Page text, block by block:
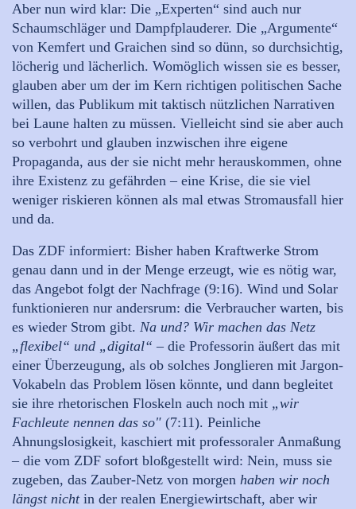
Aber nun wird klar: Die „Experten“ sind auch nur
Schaumschläger und Dampfplauderer. Die „Argumente“
von Kemfert und Graichen sind so dünn, so durchsichtig,
löcherig und lächerlich. Womöglich wissen sie es besser,
glauben aber um der im Kern richtigen politischen Sache
willen, das Publikum mit taktisch nützlichen Narrativen
bei Laune halten zu müssen. Vielleicht sind sie aber auch
so verbohrt und glauben inzwischen ihre eigene
Propaganda, aus der sie nicht mehr herauskommen, ohne
ihre Existenz zu gefährden – eine Krise, die sie viel
weniger riskieren können als mal etwas Stromausfall hier
und da.
Das ZDF informiert: Bisher haben Kraftwerke Strom
genau dann und in der Menge erzeugt, wie es nötig war,
das Angebot folgt der Nachfrage (9:16). Wind und Solar
funktionieren nur andersrum: die Verbraucher warten, bis
es wieder Strom gibt. Na und? Wir machen das Netz
„flexibel“ und „digital“ – die Professorin äußert das mit
einer Überzeugung, als ob solches Jonglieren mit Jargon-
Vokabeln das Problem lösen könnte, und dann begleitet
sie ihre rhetorischen Floskeln auch noch mit „wir
Fachleute nennen das so" (7:11). Peinliche
Ahnungslosigkeit, kaschiert mit professoraler Anmaßung
– die vom ZDF sofort bloßgestellt wird: Nein, muss sie
zugeben, das Zauber-Netz von morgen haben wir noch
längst nichtin der realen Energiewirtschaft, aber wir